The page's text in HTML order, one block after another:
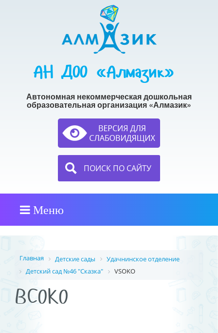
АН ДОО «Алмазик»
Автономная некоммерческая дошкольная
образовательная организация «Алмазик»
ПОИСК ПО САЙТУ
Меню
Главная Детские сады
Удачнинское отделение
Детский сад №46 "Сказка"
VSOKO
ВСОКО